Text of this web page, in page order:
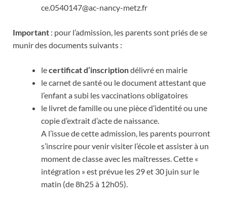
ce.0540147@ac-nancy-metz.fr
Important : pour l’admission, les parents sont priés de se
munir des documents suivants :
lecertificat d’inscriptiondélivré en mairie
le carnet de santé ou le document attestant que
l’enfant a subi les vaccinations obligatoires
le livret de famille ou une pièce d’identité ou une
copie d’extrait d’acte de naissance.
A l’issue de cette admission, les parents pourront
s’inscrire pour venir visiter l’école et assister à un
moment de classe avec les maîtresses. Cette «
intégration » est prévue les 29 et 30 juin sur le
matin (de 8h25 à 12h05).